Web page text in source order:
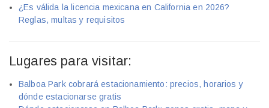
¿Es válida la licencia mexicana en California en 2026?
Reglas, multas y requisitos
Lugares para visitar:
Balboa Park cobrará estacionamiento: precios, horarios y
dónde estacionarse gratis